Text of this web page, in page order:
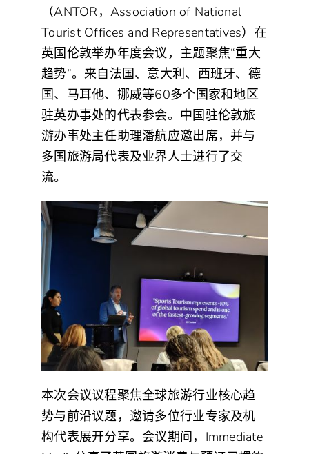
（ANTOR，Association of National
Tourist Offices and Representatives）在
英国伦敦举办年度会议，主题聚焦“重大
趋势”。来自法国、意大利、西班牙、德
国、马耳他、挪威等60多个国家和地区
驻英办事处的代表参会。中国驻伦敦旅
游办事处主任助理潘航应邀出席，并与
多国旅游局代表及业界人士进行了交
流。
本次会议议程聚焦全球旅游行业核心趋
势与前沿议题，邀请多位行业专家及机
构代表展开分享。会议期间，Immediate